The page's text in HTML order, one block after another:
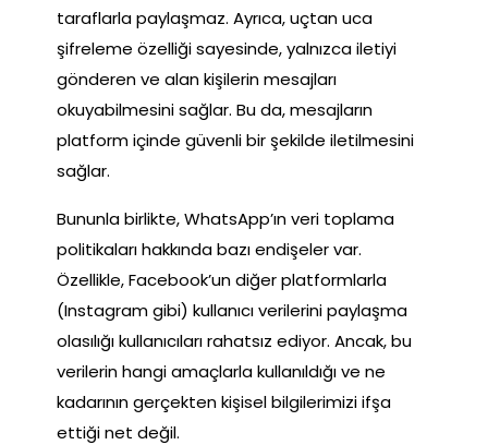
taraflarla paylaşmaz. Ayrıca, uçtan uca
şifreleme özelliği sayesinde, yalnızca iletiyi
gönderen ve alan kişilerin mesajları
okuyabilmesini sağlar. Bu da, mesajların
platform içinde güvenli bir şekilde iletilmesini
sağlar.
Bununla birlikte, WhatsApp’ın veri toplama
politikaları hakkında bazı endişeler var.
Özellikle, Facebook’un diğer platformlarla
(Instagram gibi) kullanıcı verilerini paylaşma
olasılığı kullanıcıları rahatsız ediyor. Ancak, bu
verilerin hangi amaçlarla kullanıldığı ve ne
kadarının gerçekten kişisel bilgilerimizi ifşa
ettiği net değil.